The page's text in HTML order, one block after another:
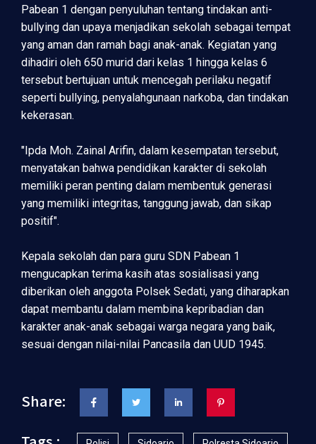
Pabean 1 dengan penyuluhan tentang tindakan anti-
bullying dan upaya menjadikan sekolah sebagai tempat
yang aman dan ramah bagi anak-anak. Kegiatan yang
dihadiri oleh 650 murid dari kelas 1 hingga kelas 6
tersebut bertujuan untuk mencegah perilaku negatif
seperti bullying, penyalahgunaan narkoba, dan tindakan
kekerasan.
"Ipda Moh. Zainal Arifin, dalam kesempatan tersebut,
menyatakan bahwa pendidikan karakter di sekolah
memiliki peran penting dalam membentuk generasi
yang memiliki integritas, tanggung jawab, dan sikap
positif".
Kepala sekolah dan para guru SDN Pabean 1
mengucapkan terima kasih atas sosialisasi yang
diberikan oleh anggota Polsek Sedati, yang diharapkan
dapat membantu dalam membina kepribadian dan
karakter anak-anak sebagai warga negara yang baik,
sesuai dengan nilai-nilai Pancasila dan UUD 1945.
Share: